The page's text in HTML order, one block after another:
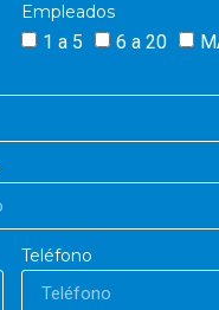
Empleados
1 a 5 6 a 20
Teléfono